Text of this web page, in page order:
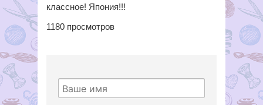
классное! Япония!!!
1180 просмотров